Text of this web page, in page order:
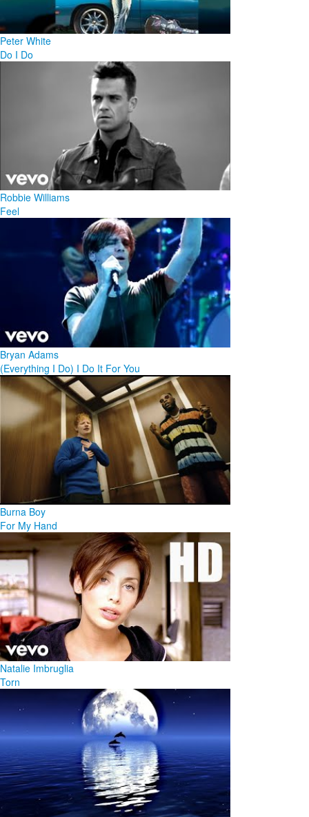
Peter White
Do I Do
Robbie Williams
Feel
Bryan Adams
(Everything I Do) I Do It For You
Burna Boy
For My Hand
Natalie Imbruglia
Torn